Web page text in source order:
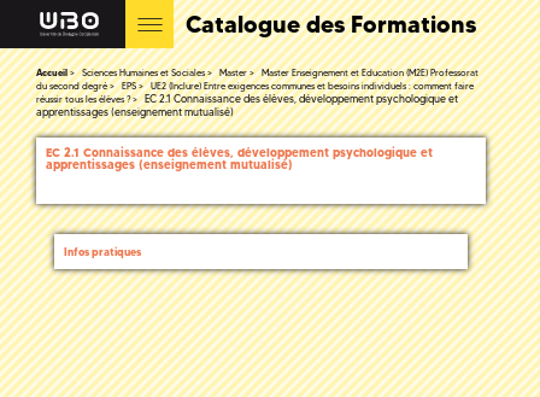
Catalogue des Formations
Accueil Sciences Humaines et Sociales Master
Master Enseignement et Education (M2E) Professorat
du second degré
EPS
UE2 (Inclure) Entre exigences communes et besoins individuels : comment faire
réussir tous les élèves ?
EC 2.1 Connaissance des élèves, développement psychologique et
apprentissages (enseignement mutualisé)
EC 2.1 Connaissance des élèves, développement psychologique et
apprentissages (enseignement mutualisé)
Infos pratiques